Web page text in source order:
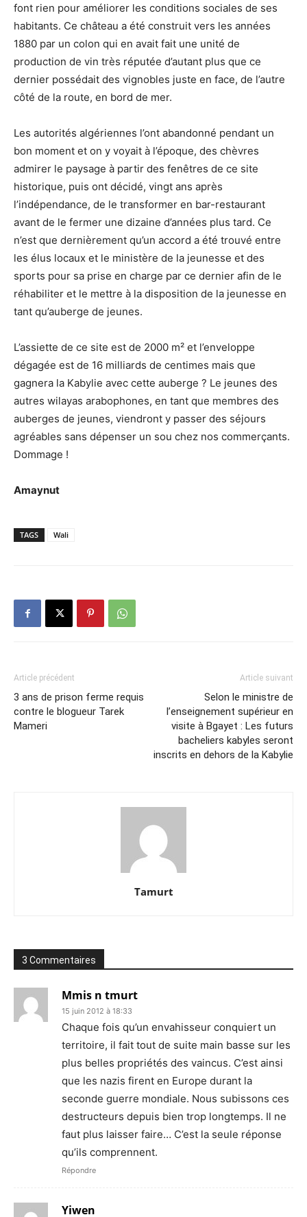
font rien pour améliorer les conditions sociales de ses
habitants. Ce château a été construit vers les années
1880 par un colon qui en avait fait une unité de
production de vin très réputée d’autant plus que ce
dernier possédait des vignobles juste en face, de l’autre
côté de la route, en bord de mer.
Les autorités algériennes l’ont abandonné pendant un
bon moment et on y voyait à l’époque, des chèvres
admirer le paysage à partir des fenêtres de ce site
historique, puis ont décidé, vingt ans après
l’indépendance, de le transformer en bar-restaurant
avant de le fermer une dizaine d’années plus tard. Ce
n’est que dernièrement qu’un accord a été trouvé entre
les élus locaux et le ministère de la jeunesse et des
sports pour sa prise en charge par ce dernier afin de le
réhabiliter et le mettre à la disposition de la jeunesse en
tant qu’auberge de jeunes.
L’assiette de ce site est de 2000 m² et l’enveloppe
dégagée est de 16 milliards de centimes mais que
gagnera la Kabylie avec cette auberge ? Le jeunes des
autres wilayas arabophones, en tant que membres des
auberges de jeunes, viendront y passer des séjours
agréables sans dépenser un sou chez nos commerçants.
Dommage !
Amaynut
TAGS Wali
Article précédent
3 ans de prison ferme requis
contre le blogueur Tarek
Mameri
Article suivant
Selon le ministre de
l’enseignement supérieur en
visite à Bgayet : Les futurs
bacheliers kabyles seront
inscrits en dehors de la Kabylie
Tamurt
3 Commentaires
Mmis n tmurt
15 juin 2012 à 18:33
Chaque fois qu’un envahisseur conquiert un
territoire, il fait tout de suite main basse sur les
plus belles propriétés des vaincus. C’est ainsi
que les nazis firent en Europe durant la
seconde guerre mondiale. Nous subissons ces
destructeurs depuis bien trop longtemps. Il ne
faut plus laisser faire… C’est la seule réponse
qu’ils comprennent.
Répondre
Yiwen